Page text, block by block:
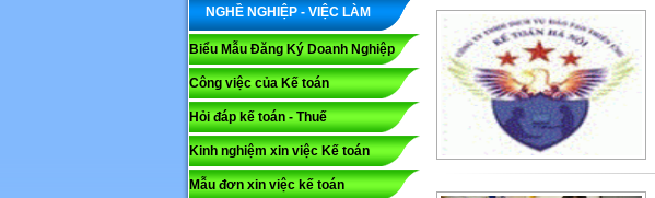
NGHỀ NGHIỆP - VIỆC LÀM
Biểu Mẫu Đăng Ký Doanh Nghiệp
Công việc của Kế toán
Hỏi đáp kế toán - Thuế
Kinh nghiệm xin việc Kế toán
Mẫu đơn xin việc kế toán